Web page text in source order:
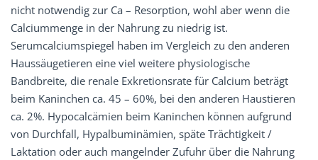
nicht notwendig zur Ca – Resorption, wohl aber wenn die
Calciummenge in der Nahrung zu niedrig ist.
Serumcalciumspiegel haben im Vergleich zu den anderen
Haussäugetieren eine viel weitere physiologische
Bandbreite, die renale Exkretionsrate für Calcium beträgt
beim Kaninchen ca. 45 – 60%, bei den anderen Haustieren
ca. 2%. Hypocalcämien beim Kaninchen können aufgrund
von Durchfall, Hypalbuminämien, späte Trächtigkeit /
Laktation oder auch mangelnder Zufuhr über die Nahrung